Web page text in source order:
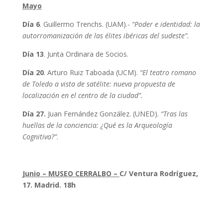
Mayo
Día 6. Guillermo Trenchs. (UAM).- “Poder e identidad: la
autorromanización de las élites ibéricas del sudeste”.
Día 13. Junta Ordinara de Socios.
Día 20. Arturo Ruiz Taboada (UCM). “El teatro romano
de Toledo a vista de satélite: nueva propuesta de
localización en el centro de la ciudad”.
Día 27. Juan Fernández González. (UNED). “Tras las
huellas de la conciencia: ¿Qué es la Arqueología
Cognitiva?”.
Junio – MUSEO CERRALBO – C/ Ventura Rodríguez,
17. Madrid. 18h